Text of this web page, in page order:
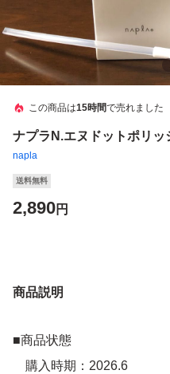
この商品は15時間で売れました
ナプラN.エヌドットポリッ
napla
送料無料
2,890円
商品説明
■商品状態
購入時期：2026.6